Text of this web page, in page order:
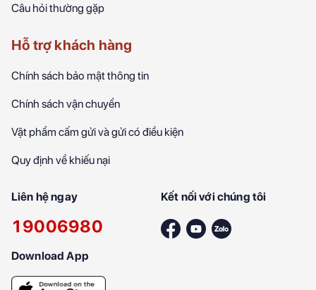
Câu hỏi thường gặp
Hỗ trợ khách hàng
Chính sách bảo mật thông tin
Chính sách vận chuyển
Vật phẩm cấm gửi và gửi có điều kiện
Quy định về khiếu nại
Liên hệ ngay
19006980
Kết nối với chúng tôi
Download App